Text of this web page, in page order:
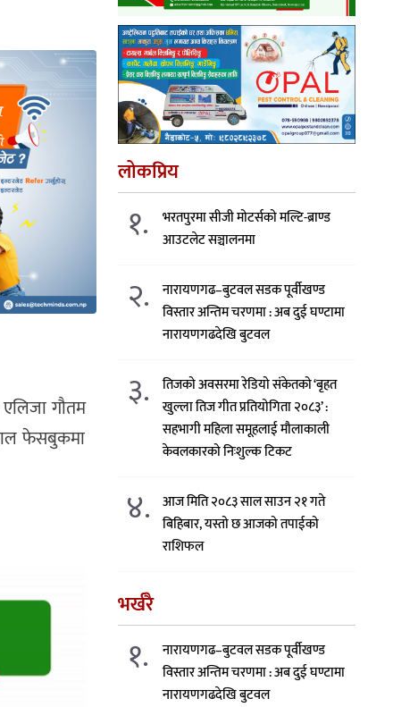
गौतम
फेसबुकमा
लोकप्रिय
१.
भरतपुरमा सीजी मोटर्सको मल्टि-ब्राण्ड
आउटलेट सञ्चालनमा
२.
नारायणगढ–बुटवल सडक पूर्वीखण्ड
विस्तार अन्तिम चरणमा : अब दुई घण्टामा
नारायणगढदेखि बुटवल
३.
तिजको अवसरमा रेडियो संकेतको ‘बृहत
खुल्ला तिज गीत प्रतियोगिता २०८३’ :
सहभागी महिला समूहलाई मौलाकाली
केवलकारको निःशुल्क टिकट
४.
आज मिति २०८३ साल साउन २१ गते
बिहिबार, यस्तो छ आजको तपाईको
राशिफल
भर्खरै
१.
नारायणगढ–बुटवल सडक पूर्वीखण्ड
विस्तार अन्तिम चरणमा : अब दुई घण्टामा
नारायणगढदेखि बुटवल